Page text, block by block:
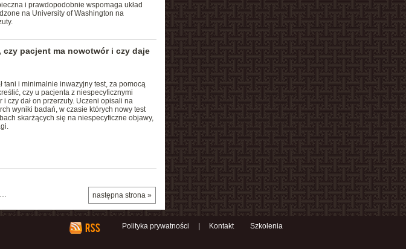
i prawdopodobnie wspomaga układ
na University of Washington na
czy pacjent ma nowotwór i czy daje
tani i minimalnie inwazyjny test, za pomocą
czy u pacjenta z niespecyficznymi
czy dał on przerzuty. Uczeni opisali na
wyniki badań, w czasie których nowy test
skarżących się na niespecyficzne objawy,
następna strona »
…
Polityka prywatności Kontakt Szkolenia